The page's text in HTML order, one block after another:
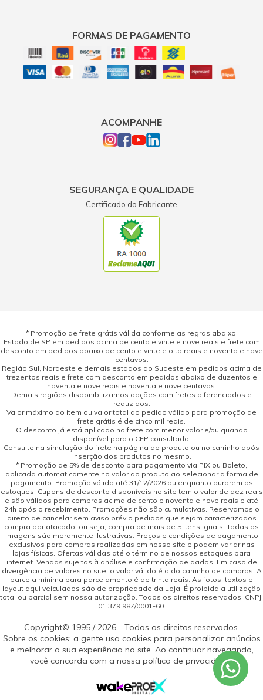
FORMAS DE PAGAMENTO
ACOMPANHE
SEGURANÇA E QUALIDADE
Certificado do Fabricante
* Promoção de frete grátis válida conforme as regras abaixo:
Estado de SP em pedidos acima de cento e vinte e nove reais e frete com
desconto em pedidos abaixo de cento e vinte e oito reais e noventa e nove
centavos.
Região Sul, Nordeste e demais estados do Sudeste em pedidos acima de
trezentos reais e frete com desconto em pedidos abaixo de duzentos e
noventa e nove reais e noventa e nove centavos.
Demais regiões disponibilizamos opções com fretes diferenciados e
reduzidos.
Valor máximo do item ou valor total do pedido válido para promoção de
frete grátis é de cinco mil reais.
O desconto já está aplicado no frete com menor valor e/ou quando
disponível para o CEP consultado.
Consulte na simulação do frete na página do produto ou no carrinho após
inserção dos produtos no mesmo.
* Promoção de 5% de desconto para pagamento via PIX ou Boleto,
aplicada automaticamente no valor do produto ao selecionar a forma de
pagamento. Promoção válida até 31/12/2026 ou enquanto durarem os
estoques. Cupons de desconto disponíveis no site tem o valor de dez reais
e são válidos para compras acima de cento e noventa e nove reais e até
24h após o recebimento. Promoções não são cumulativas. Reservamos o
direito de cancelar sem aviso prévio pedidos que sejam caracterizados
compra por atacado, ou seja, compra de mais de 5 itens iguais. Todas as
imagens são meramente ilustrativas. Preços e condições de pagamento
exclusivos para compras realizadas em nosso site e podem variar nas
lojas físicas. Ofertas válidas até o término de nossos estoques para
internet. Vendas sujeitas à análise e confirmação de dados. Em caso de
divergência de valores no site, o valor válido é o do carrinho de compras. A
parcela mínima para parcelamento é de trinta reais. As fotos, textos e
layout aqui veiculados são de propriedade da Loja. É proibida a utilização
total ou parcial sem nossa autorização. Todos os direitos reservados. CNPJ:
01.379.987/0001-60.
Copyright© 1995 / 2026 - Todos os direitos reservados.
Sobre os cookies: a gente usa cookies para personalizar anúncios
e melhorar a sua experiência no site. Ao continuar navegando,
você concorda com a nossa política de privacidade.